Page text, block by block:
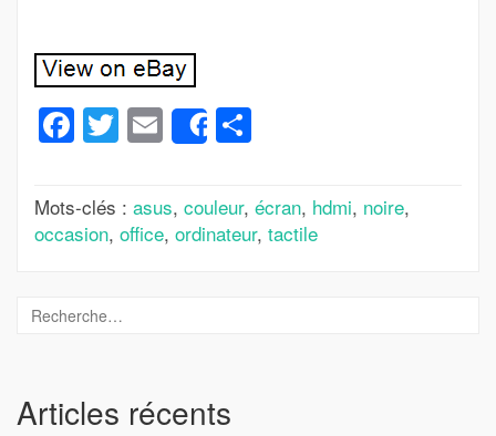
Facebook
Twitter
Email
Share
Mots-clés : asus, couleur, écran, hdmi, noire,
occasion, office, ordinateur, tactile
Articles récents